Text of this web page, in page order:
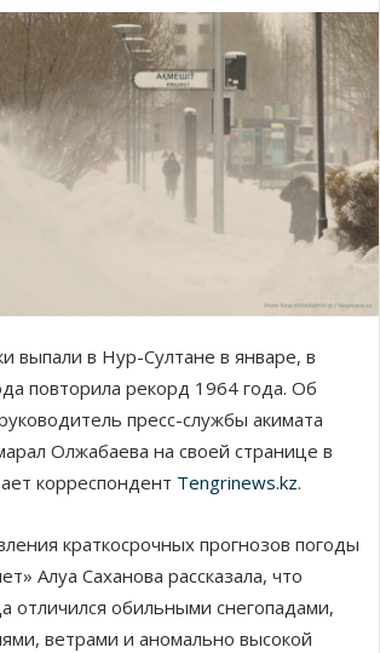
выпали в Нур-Султане в январе, в
повторила рекорд 1964 года. Об
пресс-службы акимата
Олжабаева на своей странице в
корреспондент Tengrinews.kz.
краткосрочных прогнозов погоды
Алуа Саханова рассказала, что
отличился обильными снегопадами,
ветрами и аномально высокой